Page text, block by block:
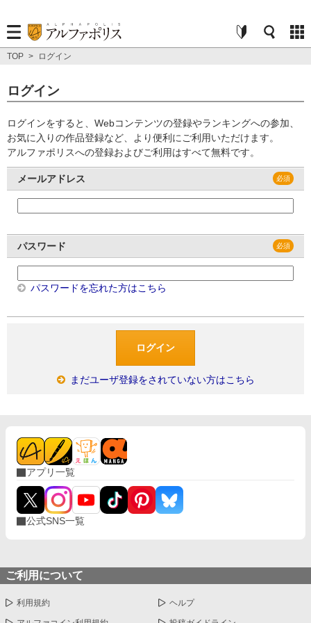
TOP > ログイン
ログイン
ログインをすると、Webコンテンツの登録やランキングへの参加、
お気に入りの作品登録など、より便利にご利用いただけます。
アルファポリスへの登録およびご利用はすべて無料です。
メールアドレス
パスワード
パスワードを忘れた方はこちら
まだユーザ登録をされていない方はこちら
アプリ一覧
公式SNS一覧
ご利用について
利用規約 ヘルプ